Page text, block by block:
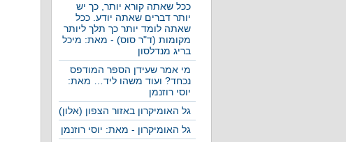
ככל שאתה קורא יותר, כך יש
יותר דברים שאתה יודע. ככל
שאתה לומד יותר כך תלך ליותר
מקומות (ד"ר סוס) - מאת: מיכל
בריג מנדלסון
מי אמר שעידן הספר המודפס
נכחד? ועוד משהו ליד… מאת:
יוסי רוזנמן
גל האומיקרון באזור הצפון (אלון)
גל האומיקרון - מאת: יוסי רוזנמן